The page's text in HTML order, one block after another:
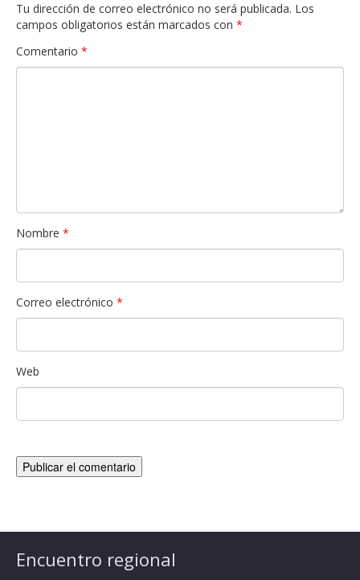
Tu dirección de correo electrónico no será publicada. Los
campos obligatorios están marcados con *
Comentario *
Nombre *
Correo electrónico *
Web
Encuentro regional